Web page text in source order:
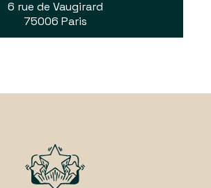
6 rue de Vaugirard
75006 Paris